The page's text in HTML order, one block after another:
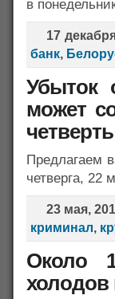
в
17
банк,
Убыток
может
Предлагаем
четверга, 22
23 мая,
криминал,
Около
холодов